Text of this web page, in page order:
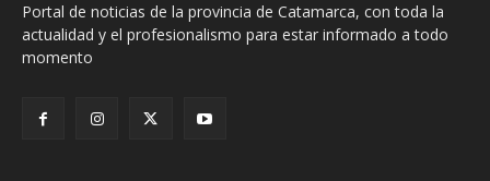
Portal de noticias de la provincia de Catamarca, con toda la
actualidad y el profesionalismo para estar informado a todo
momento